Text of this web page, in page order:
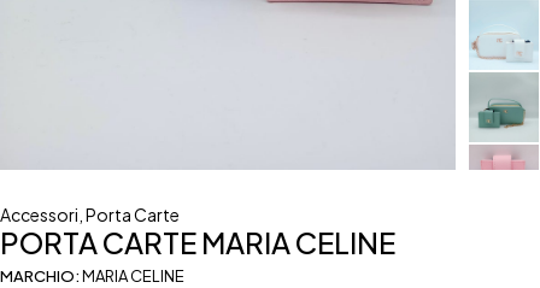
Accessori Porta Carte
PORTA CARTE MARIA CELINE
MARCHIO:MARIA CELINE